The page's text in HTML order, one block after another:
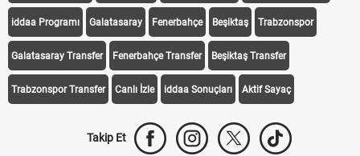
iddaa Programı Galatasaray Fenerbahçe Beşiktaş Trabzonspor
Galatasaray Transfer Fenerbahçe Transfer Beşiktaş Transfer
Trabzonspor Transfer Canlı İzle iddaa Sonuçları Aktif Sayaç
Takip Et